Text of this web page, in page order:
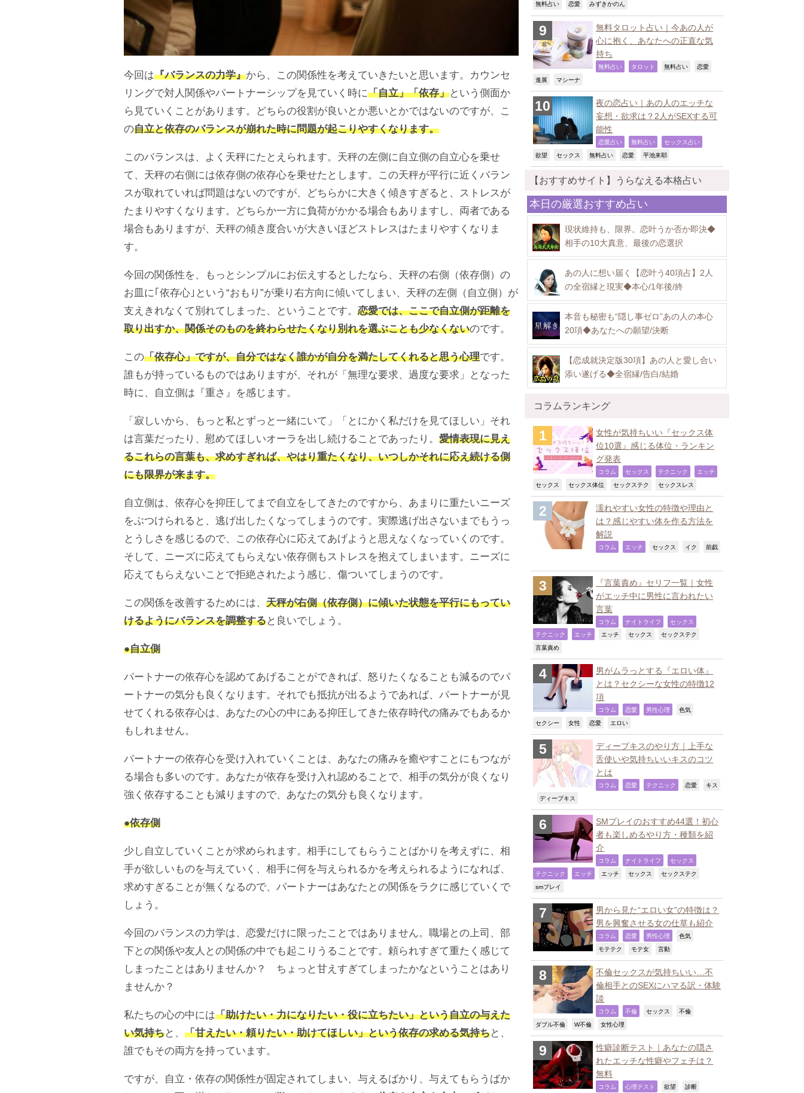
今回は『バランスの力学』から、この関係性を考えていきたいと思います。カウンセ
リングで対人関係やパートナーシップを見ていく時に「自立」「依存」という側面か
ら見ていくことがあります。どちらの役割が良いとか悪いとかではないのですが、こ
の自立と依存のバランスが崩れた時に問題が起こりやすくなります。
このバランスは、よく天秤にたとえられます。天秤の左側に自立側の自立心を乗せ
て、天秤の右側には依存側の依存心を乗せたとします。この天秤が平行に近くバラン
スが取れていれば問題はないのですが、どちらかに大きく傾きすぎると、ストレスが
たまりやすくなります。どちらか一方に負荷がかかる場合もありますし、両者である
場合もありますが、天秤の傾き度合いが大きいほどストレスはたまりやすくなりま
す。
今回の関係性を、もっとシンプルにお伝えするとしたなら、天秤の右側（依存側）の
お皿に｢依存心｣という“おもり”が乗り右方向に傾いてしまい、天秤の左側（自立側）が
支えきれなくて別れてしまった、ということです。 恋愛では、ここで自立側が距離を
取り出すか、関係そのものを終わらせたくなり別れを選ぶことも少なくないのです。
この「依存心」ですが、自分ではなく誰かが自分を満たしてくれると思う心理です。
誰もが持っているものではありますが、それが「無理な要求、過度な要求」となった
時に、自立側は『重さ』を感じます。
「寂しいから、もっと私とずっと一緒にいて」「とにかく私だけを見てほしい」それ
は言葉だったり、慰めてほしいオーラを出し続けることであったり。 愛情表現に見え
るこれらの言葉も、求めすぎれば、やはり重たくなり、いつしかそれに応え続ける側
にも限界が来ます。
自立側は、依存心を抑圧してまで自立をしてきたのですから、あまりに重たいニーズ
をぶつけられると、逃げ出したくなってしまうのです。実際逃げ出さないまでもうっ
とうしさを感じるので、この依存心に応えてあげようと思えなくなっていくのです。
そして、ニーズに応えてもらえない依存側もストレスを抱えてしまいます。ニーズに
応えてもらえないことで拒絶されたよう感じ、傷ついてしまうのです。
この関係を改善するためには、 天秤が右側（依存側）に傾いた状態を平行にもってい
けるようにバランスを調整すると良いでしょう。
●自立側
パートナーの依存心を認めてあげることができれば、怒りたくなることも減るのでパ
ートナーの気分も良くなります。それでも抵抗が出るようであれば、パートナーが見
せてくれる依存心は、あなたの心の中にある抑圧してきた依存時代の痛みでもあるか
もしれません。
パートナーの依存心を受け入れていくことは、あなたの痛みを癒やすことにもつなが
る場合も多いのです。あなたが依存を受け入れ認めることで、相手の気分が良くなり
強く依存することも減りますので、あなたの気分も良くなります。
●依存側
少し自立していくことが求められます。相手にしてもらうことばかりを考えずに、相
手が欲しいものを与えていく、相手に何を与えられるかを考えられるようになれば、
求めすぎることが無くなるので、パートナーはあなたとの関係をラクに感じていくで
しょう。
今回のバランスの力学は、恋愛だけに限ったことではありません。職場との上司、部
下との関係や友人との関係の中でも起こりうることです。頼られすぎて重たく感じて
しまったことはありませんか？ ちょっと甘えすぎてしまったかなということはあり
ませんか？
私たちの心の中には「助けたい・力になりたい・役に立ちたい」という自立の与えた
い気持ちと、 「甘えたい・頼りたい・助けてほしい」という依存の求める気持ちと、
誰でもその両方を持っています。
ですが、自立・依存の関係性が固定されてしまい、与えるばかり、与えてもらうばか
無料占い 恋愛 みずきかのん
無料タロット占い｜今あの人が
心に抱く、あなたへの正直な気
持ち
無料占い タロット 無料占い 恋愛
進展 マシーナ
夜の恋占い｜あの人のエッチな
妄想・欲求は？2人がSEXする可
能性
恋愛占い 無料占い セックス占い
欲望 セックス 無料占い 恋愛 平池来耶
【おすすめサイト】うらなえる本格占い
本日の厳選おすすめ占い
現状維持も、限界。恋叶うか否か即決◆
相手の10大真意、最後の恋選択
あの人に想い届く【恋叶う40項占】2人
の全宿縁と現実◆本心/1年後/終
本音も秘密も“隠し事ゼロ”あの人の本心
20項◆あなたへの願望/決断
【恋成就決定版30項】あの人と愛し合い
添い遂げる◆全宿縁/告白/結婚
コラムランキング
女性が気持ちいい『セックス体
位10選』感じる体位・ランキン
グ発表
コラム セックス テクニック エッチ
セックス セックス体位 セックステク セックスレス
濡れやすい女性の特徴や理由と
は？感じやすい体を作る方法を
解説
コラム エッチ セックス イク 前戯
『言葉責め』セリフ一覧｜女性
がエッチ中に男性に言われたい
言葉
コラム ナイトライフ セックス
テクニック エッチ エッチ セックス セックステク
言葉責め
男がムラっとする『エロい体』
とは？セクシーな女性の特徴12
項
コラム 恋愛 男性心理 色気
セクシー 女性 恋愛 エロい
ディープキスのやり方｜上手な
舌使いや気持ちいいキスのコツ
とは
コラム 恋愛 テクニック 恋愛 キス
ディープキス
SMプレイのおすすめ44選！初心
者も楽しめるやり方・種類を紹
介
コラム ナイトライフ セックス
テクニック エッチ エッチ セックス セックステク
smプレイ
男から見た“エロい女”の特徴は？
男を興奮させる女の仕草も紹介
コラム 恋愛 男性心理 色気
モテテク モテ女 言動
不倫セックスが気持ちいい…不
倫相手とのSEXにハマる訳・体験
談
コラム 不倫 セックス 不倫
ダブル不倫 W不倫 女性心理
性癖診断テスト｜あなたの隠さ
れたエッチな性癖やフェチは？
無料
コラム 心理テスト 欲望 診断